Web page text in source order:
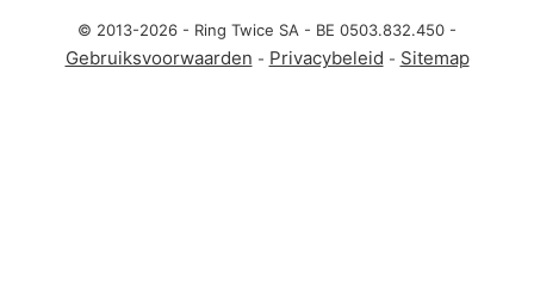
© 2013-2026 - Ring Twice SA - BE 0503.832.450 -
Gebruiksvoorwaarden - Privacybeleid - Sitemap